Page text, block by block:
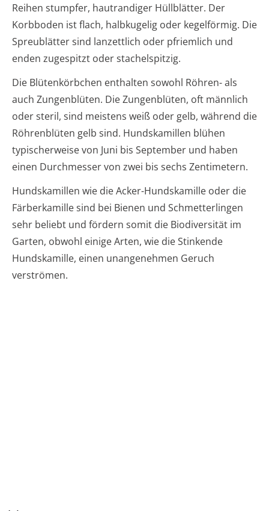
Reihen stumpfer, hautrandiger Hüllblätter. Der
Korbboden ist flach, halbkugelig oder kegelförmig. Die
Spreublätter sind lanzettlich oder pfriemlich und
enden zugespitzt oder stachelspitzig.
Die Blütenkörbchen enthalten sowohl Röhren- als
auch Zungenblüten. Die Zungenblüten, oft männlich
oder steril, sind meistens weiß oder gelb, während die
Röhrenblüten gelb sind. Hundskamillen blühen
typischerweise von Juni bis September und haben
einen Durchmesser von zwei bis sechs Zentimetern.
Hundskamillen wie die Acker-Hundskamille oder die
Färberkamille sind bei Bienen und Schmetterlingen
sehr beliebt und fördern somit die Biodiversität im
Garten, obwohl einige Arten, wie die Stinkende
Hundskamille, einen unangenehmen Geruch
verströmen.